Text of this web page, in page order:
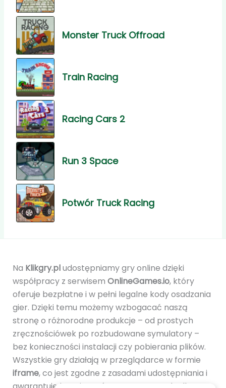
Monster Truck Offroad
Train Racing
Racing Cars 2
Run 3 Space
Potwór Truck Racing
Na Klikgry.pludostępniamy gry online dzięki
współpracy z serwisem OnlineGames.io, który
oferuje bezpłatne i w pełni legalne kody osadzania
gier. Dzięki temu możemy wzbogacać naszą
stronę o różnorodne produkcje – od prostych
zręcznościówek po rozbudowane symulatory –
bez konieczności instalacji czy pobierania plików.
Wszystkie gry działają w przeglądarce w formie
iframe, co jest zgodne z zasadami udostępniania i